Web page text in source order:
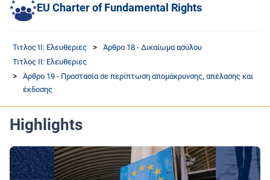
EU Charter of Fundamental Rights
Τιτλος II: Ελευθεριες
Άρθρο 18 - Δικαίωμα ασύλου
Τιτλος II: Ελευθεριες
Άρθρο 19 - Προστασία σε περίπτωση απομάκρυνσης, απέλασης και
έκδοσης
Highlights